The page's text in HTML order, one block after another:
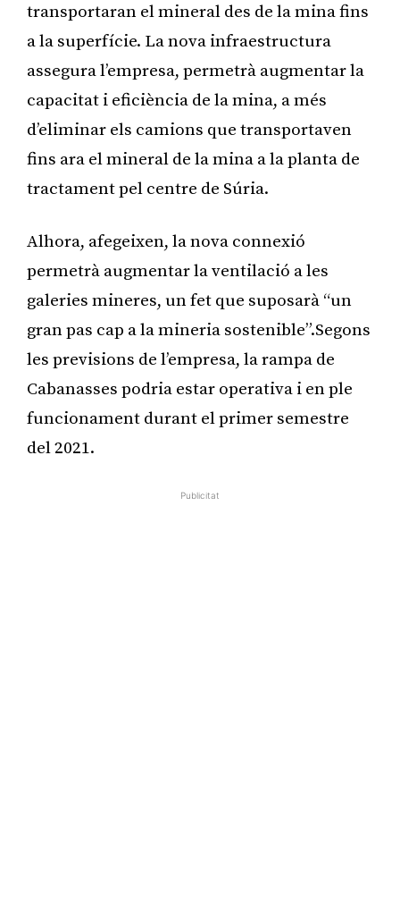
transportaran el mineral des de la mina fins
a la superfície. La nova infraestructura
assegura l’empresa, permetrà augmentar la
capacitat i eficiència de la mina, a més
d’eliminar els camions que transportaven
fins ara el mineral de la mina a la planta de
tractament pel centre de Súria.
Alhora, afegeixen, la nova connexió
permetrà augmentar la ventilació a les
galeries mineres, un fet que suposarà “un
gran pas cap a la mineria sostenible”.Segons
les previsions de l’empresa, la rampa de
Cabanasses podria estar operativa i en ple
funcionament durant el primer semestre
del 2021.
Publicitat